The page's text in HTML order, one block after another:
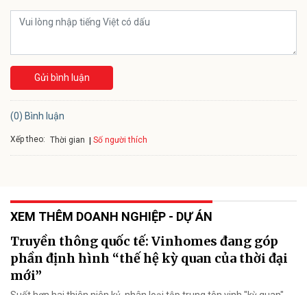
Gửi bình luận
(0) Bình luận
Xếp theo: Thời gian Số người thích
XEM THÊM DOANH NGHIỆP - DỰ ÁN
Truyền thông quốc tế: Vinhomes đang góp
phần định hình “thế hệ kỳ quan của thời đại
mới”